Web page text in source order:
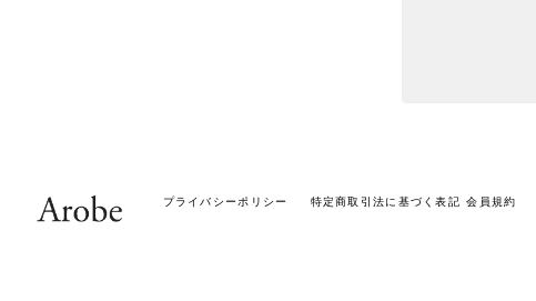
プライバシーポリシー 特定商取引法に基づく表記 会員規約